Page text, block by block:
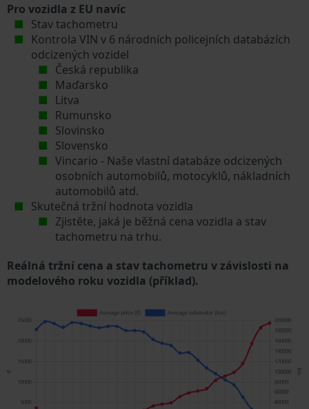
Pro vozidla z EU navíc
Stav tachometru
Kontrola VIN v 6 národních policejních databázích
odcizených vozidel
Česká republika
Maďarsko
Litva
Rumunsko
Slovinsko
Slovensko
Vincario - Naše vlastní databáze odcizených
osobních automobilů, motocyklů, nákladních
automobilů atd.
Skutečná tržní hodnota vozidla
Zjistěte, jaká je běžná cena vozidla a stav
tachometru na trhu.
Reálná tržní cena a stav tachometru v závislosti na
modelového roku vozidla (příklad).